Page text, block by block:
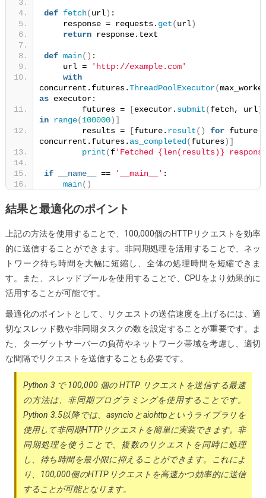
def fetch(url) :
    response = requests.
get(url)
return response.text
def main() :
    url =
'http://example.com'
with
concurrent.futures.ThreadPoolExecutor(
as executor:
        futures =
[executor. submit(fetch, url)
in range(100000)]
        results =
[future. result() for future
concurrent.futures. as_completed (futures)]
print(f'Fetched {len(results)}
if __name__ == '__main__' :
main()
結果と最適化のポイント
上記の方法を使用することで、100,000個のHTTPリクエストを効率
的に送信することができます。非同期処理を活用することで、ネッ
トワーク待ち時間を大幅に短縮し、全体の処理時間を短縮できま
す。また、スレッドプールを使用することで、CPUをより効果的に
活用することが可能です。
最適化のポイントとして、リクエストの送信速度を上げるには、適
切なスレッド数や非同期タスクの数を設定することが重要です。ま
た、ターゲットサーバーの負荷やネットワーク帯域を考慮し、適切
な間隔でリクエストを送信することも必要です。
Python 3 で 100,000 個の HTTP リクエストを送信する最速
の方法は、非同期プログラミングを使用することです。
Python 3.5以降では、asyncioとaiohttpというライブラリを
使用して非同期HTTPリクエストを簡単に実装できます。非
同期処理を使うことで、複数のリクエストを同時に処理
し、待ち時間を最小限に抑えることができます。これによ
り、100,000個のHTTPリクエストを高速かつ効率的に送信
することが可能となります。